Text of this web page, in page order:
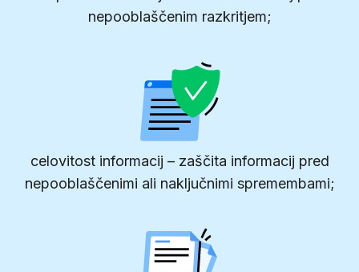
nepooblaščenim razkritjem;
celovitost informacij – zaščita informacij pred
nepooblaščenimi ali naključnimi spremembami;